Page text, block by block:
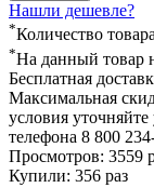
Нашли дешевле?
*Количество
*На данный товар
Бесплатная
Максимальная
условия
телефона 8 800
Просмотров: 3559
Купили: 356 раз